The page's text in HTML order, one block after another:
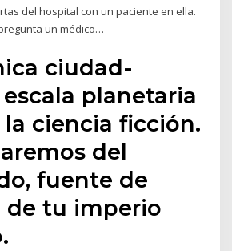
del hospital con un paciente en ella.
un médico…
ciudad-
planetaria
la ciencia ficción.
del
fuente de
tu imperio